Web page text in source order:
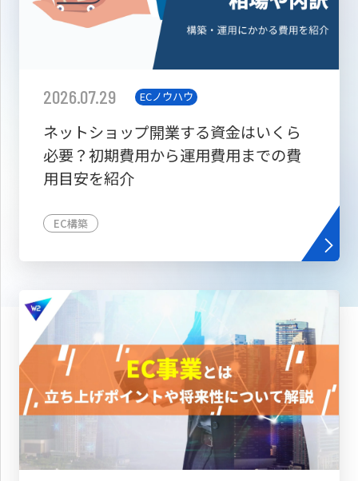
2026.07.29 ECノウハウ
ネットショップ開業する資金はいくら
必要？初期費用から運用費用までの費
用目安を紹介
EC構築